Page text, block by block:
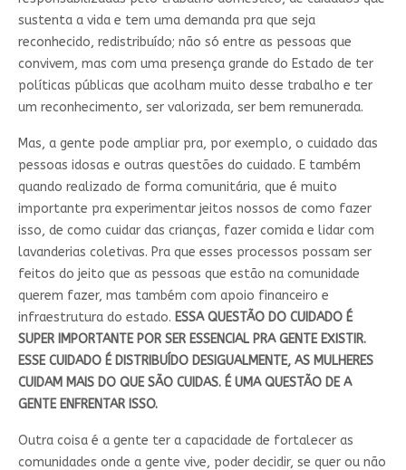
sustenta a vida e tem uma demanda pra que seja
reconhecido, redistribuído; não só entre as pessoas que
convivem, mas com uma presença grande do Estado de ter
políticas públicas que acolham muito desse trabalho e ter
um reconhecimento, ser valorizada, ser bem remunerada.
Mas, a gente pode ampliar pra, por exemplo, o cuidado das
pessoas idosas e outras questões do cuidado. E também
quando realizado de forma comunitária, que é muito
importante pra experimentar jeitos nossos de como fazer
isso, de como cuidar das crianças, fazer comida e lidar com
lavanderias coletivas. Pra que esses processos possam ser
feitos do jeito que as pessoas que estão na comunidade
querem fazer, mas também com apoio financeiro e
infraestrutura do estado. ESSA QUESTÃO DO CUIDADO É
SUPER IMPORTANTE POR SER ESSENCIAL PRA GENTE EXISTIR.
ESSE CUIDADO É DISTRIBUÍDO DESIGUALMENTE, AS MULHERES
CUIDAM MAIS DO QUE SÃO CUIDAS. É UMA QUESTÃO DE A
GENTE ENFRENTAR ISSO.
Outra coisa é a gente ter a capacidade de fortalecer as
comunidades onde a gente vive, poder decidir, se quer ou não